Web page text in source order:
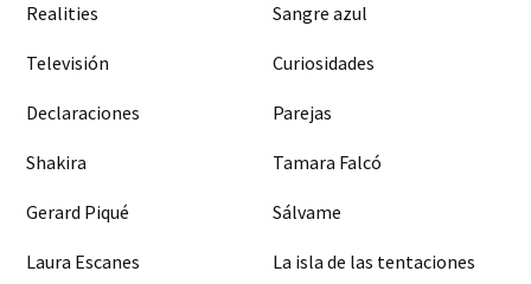
Realities Sangre azul
Televisión Curiosidades
Declaraciones Parejas
Shakira Tamara Falcó
Gerard Piqué Sálvame
Laura Escanes La isla de las tentaciones